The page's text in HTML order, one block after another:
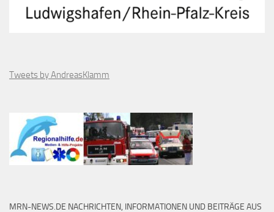
Tweets by AndreasKlamm
MRN-NEWS.DE NACHRICHTEN, INFORMATIONEN UND BEITRÄGE AUS